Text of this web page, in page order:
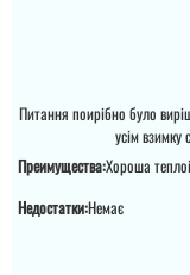
Питання поирібно було
усім взимку
Преимущества:Хороша
Недостатки:Немає